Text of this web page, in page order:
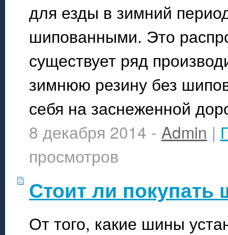
для езды в зимний
шипованными. Это
существует ряд
зимнюю резину без
себя на заснеженной
8 декабря 2014 - Admin |
просмотров
Стоит ли
От того, какие шины